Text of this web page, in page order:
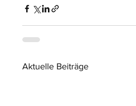
Aktuelle Beiträge